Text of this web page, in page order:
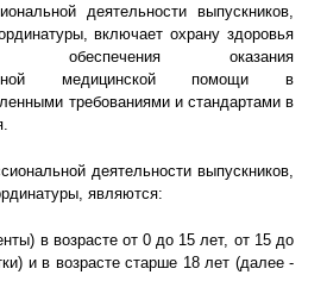
деятельности выпускников,
включает охрану здоровья
обеспечения оказания
медицинской помощи в
требованиями и стандартами в
деятельности выпускников,
являются:
в возрасте от 0 до 15 лет, от 15 до
и в возрасте старше 18 лет (далее -